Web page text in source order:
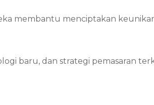
membantu menciptakan
baru, dan strategi pemasaran